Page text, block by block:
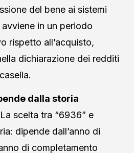
del bene ai sistemi
in un periodo
rispetto all’acquisto,
dichiarazione dei redditi
dalla storia
La scelta tra “6936” e
dipende dall’anno di
di completamento